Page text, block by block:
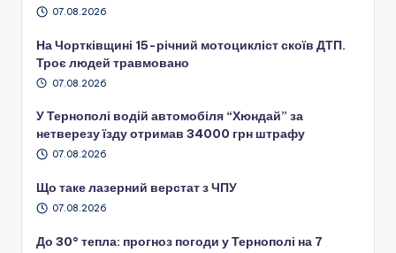
07.08.2026
На Чортківщині 15-річний мотоцикліст скоїв ДТП.
Троє людей травмовано
07.08.2026
У Тернополі водій автомобіля “Хюндай” за
нетверезу їзду отримав 34000 грн штрафу
07.08.2026
Що таке лазерний верстат з ЧПУ
07.08.2026
До 30° тепла: прогноз погоди у Тернополі на 7